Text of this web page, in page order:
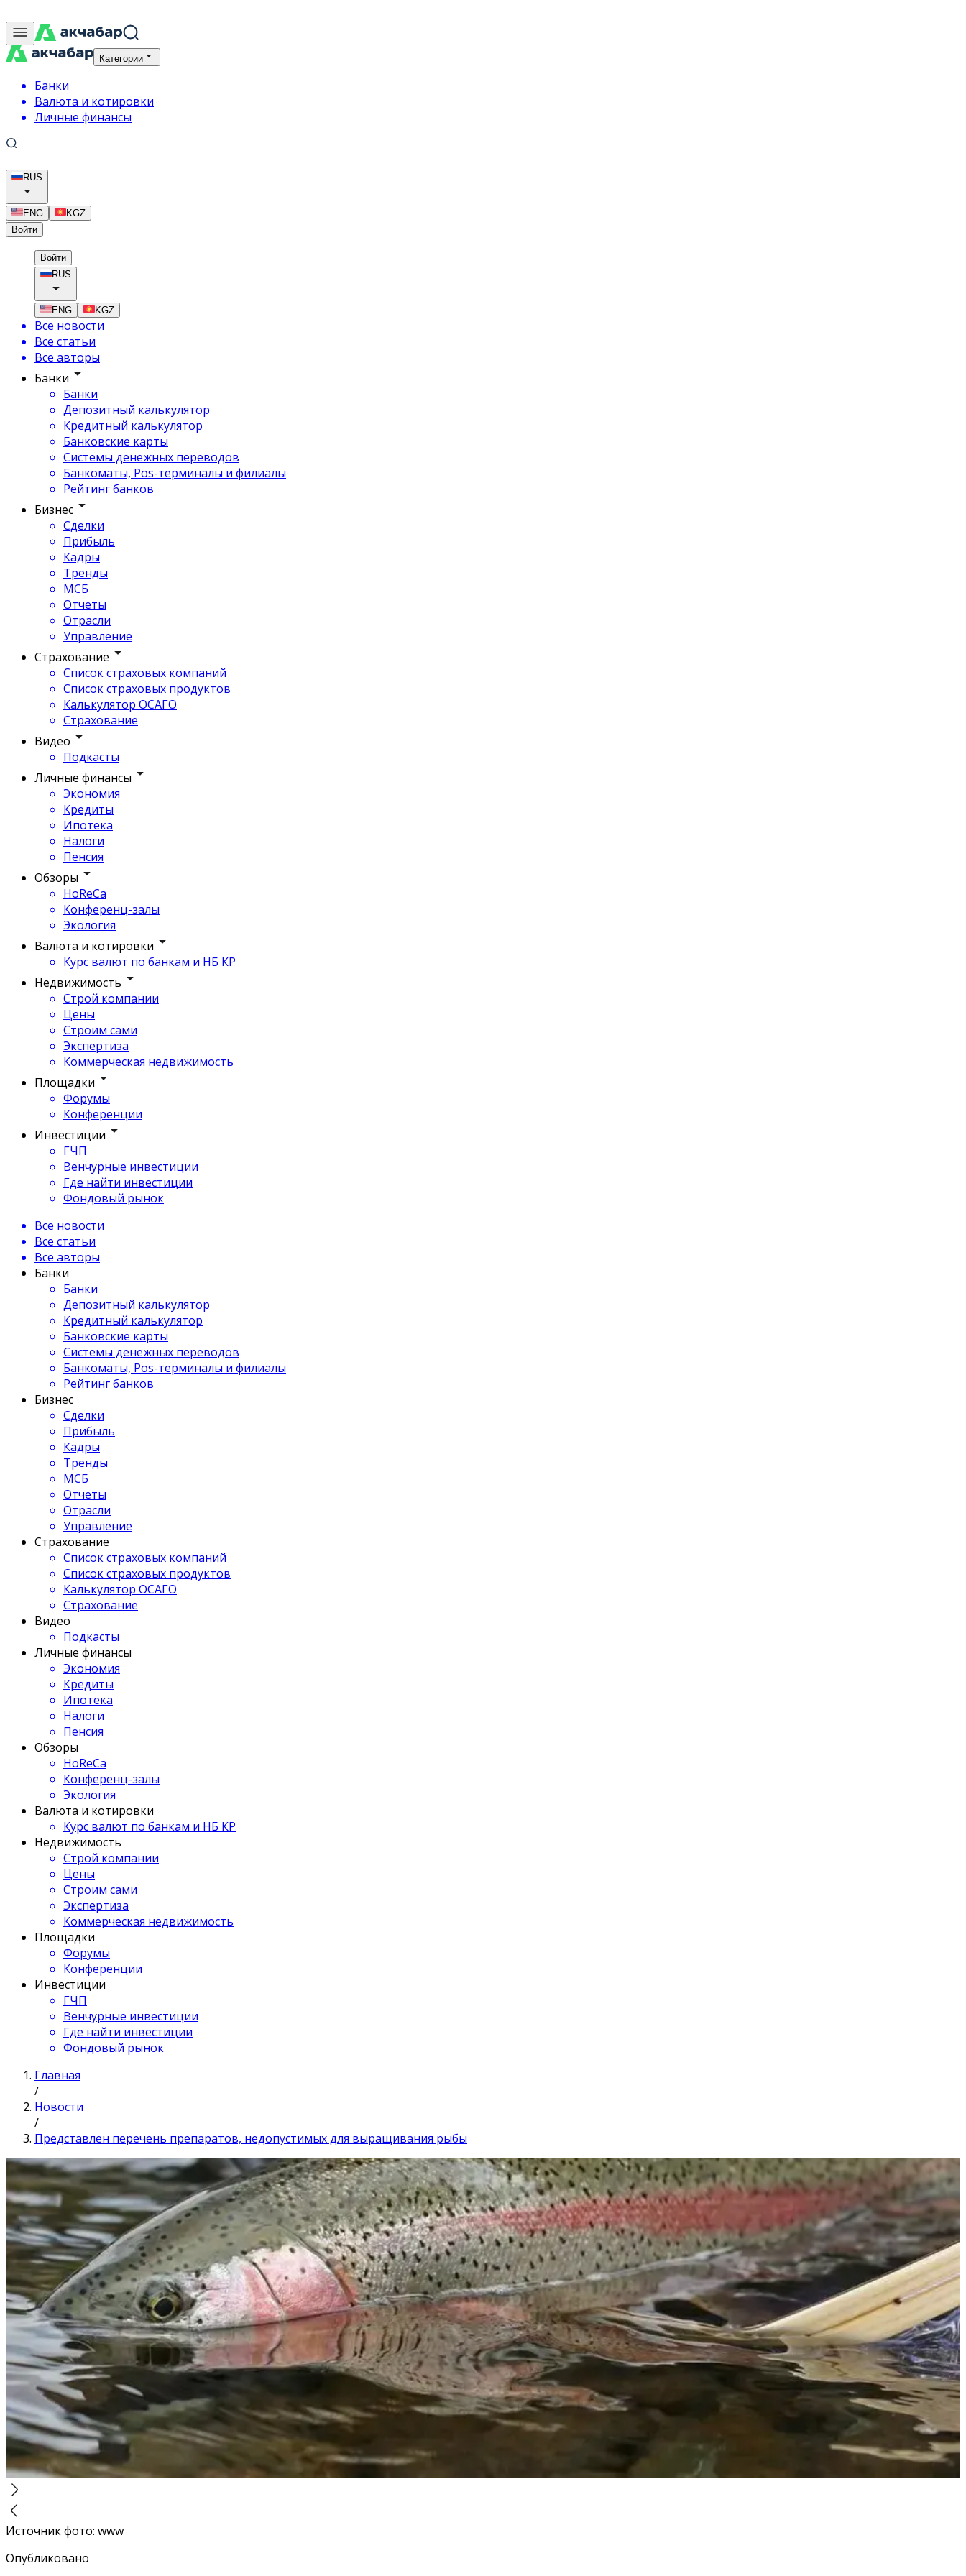
Категории
Банки
Валюта и котировки
Личные финансы
RUS
ENG
KGZ
Войти
Войти
RUS
ENG KGZ
Все новости
Все статьи
Все авторы
Банки
Банки
Депозитный калькулятор
Кредитный калькулятор
Банковские карты
Системы денежных переводов
Банкоматы, Pos-терминалы и филиалы
Рейтинг банков
Бизнес
Сделки
Прибыль
Кадры
Тренды
МСБ
Отчеты
Отрасли
Управление
Страхование
Список страховых компаний
Список страховых продуктов
Калькулятор ОСАГО
Страхование
Видео
Подкасты
Личные финансы
Экономия
Кредиты
Ипотека
Налоги
Пенсия
Обзоры
HoReCa
Конференц-залы
Экология
Валюта и котировки
Курс валют по банкам и НБ КР
Недвижимость
Строй компании
Цены
Строим сами
Экспертиза
Коммерческая недвижимость
Площадки
Форумы
Конференции
Инвестиции
ГЧП
Венчурные инвестиции
Где найти инвестиции
Фондовый рынок
Все новости
Все статьи
Все авторы
Банки
Банки
Депозитный калькулятор
Кредитный калькулятор
Банковские карты
Системы денежных переводов
Банкоматы, Pos-терминалы и филиалы
Рейтинг банков
Бизнес
Сделки
Прибыль
Кадры
Тренды
МСБ
Отчеты
Отрасли
Управление
Страхование
Список страховых компаний
Список страховых продуктов
Калькулятор ОСАГО
Страхование
Видео
Подкасты
Личные финансы
Экономия
Кредиты
Ипотека
Налоги
Пенсия
Обзоры
HoReCa
Конференц-залы
Экология
Валюта и котировки
Курс валют по банкам и НБ КР
Недвижимость
Строй компании
Цены
Строим сами
Экспертиза
Коммерческая недвижимость
Площадки
Форумы
Конференции
Инвестиции
ГЧП
Венчурные инвестиции
Где найти инвестиции
Фондовый рынок
Главная
/
Новости
/
Представлен перечень препаратов, недопустимых для выращивания рыбы
Источник фото: www
Опубликовано